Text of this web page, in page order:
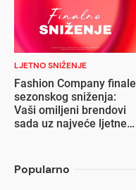
LJETNO SNIŽENJE
Fashion Company finale
sezonskog sniženja:
Vaši omiljeni brendovi
sada uz najveće ljetne
Popularno